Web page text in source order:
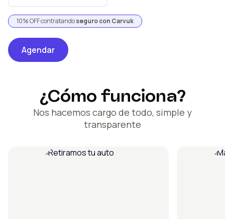
10% OFF contratandoseguro con Carvuk
Agendar
¿Cómo funciona?
Nos hacemos cargo de todo, simple y
transparente